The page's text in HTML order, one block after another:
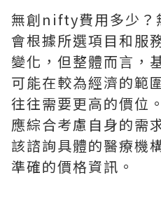
無創nifty費用多少？
會根據所選項目和服
變化，但整體而言，
可能在較為經濟的範
往往需要更高的價位
應綜合考慮自身的需
該諮詢具體的醫療機
準確的價格資訊。